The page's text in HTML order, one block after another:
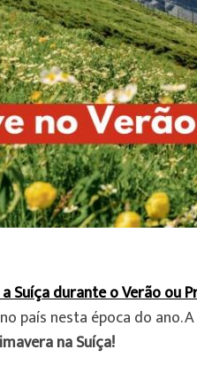
Suíça durante o Verão ou
país nesta época do ano.
na Suíça!